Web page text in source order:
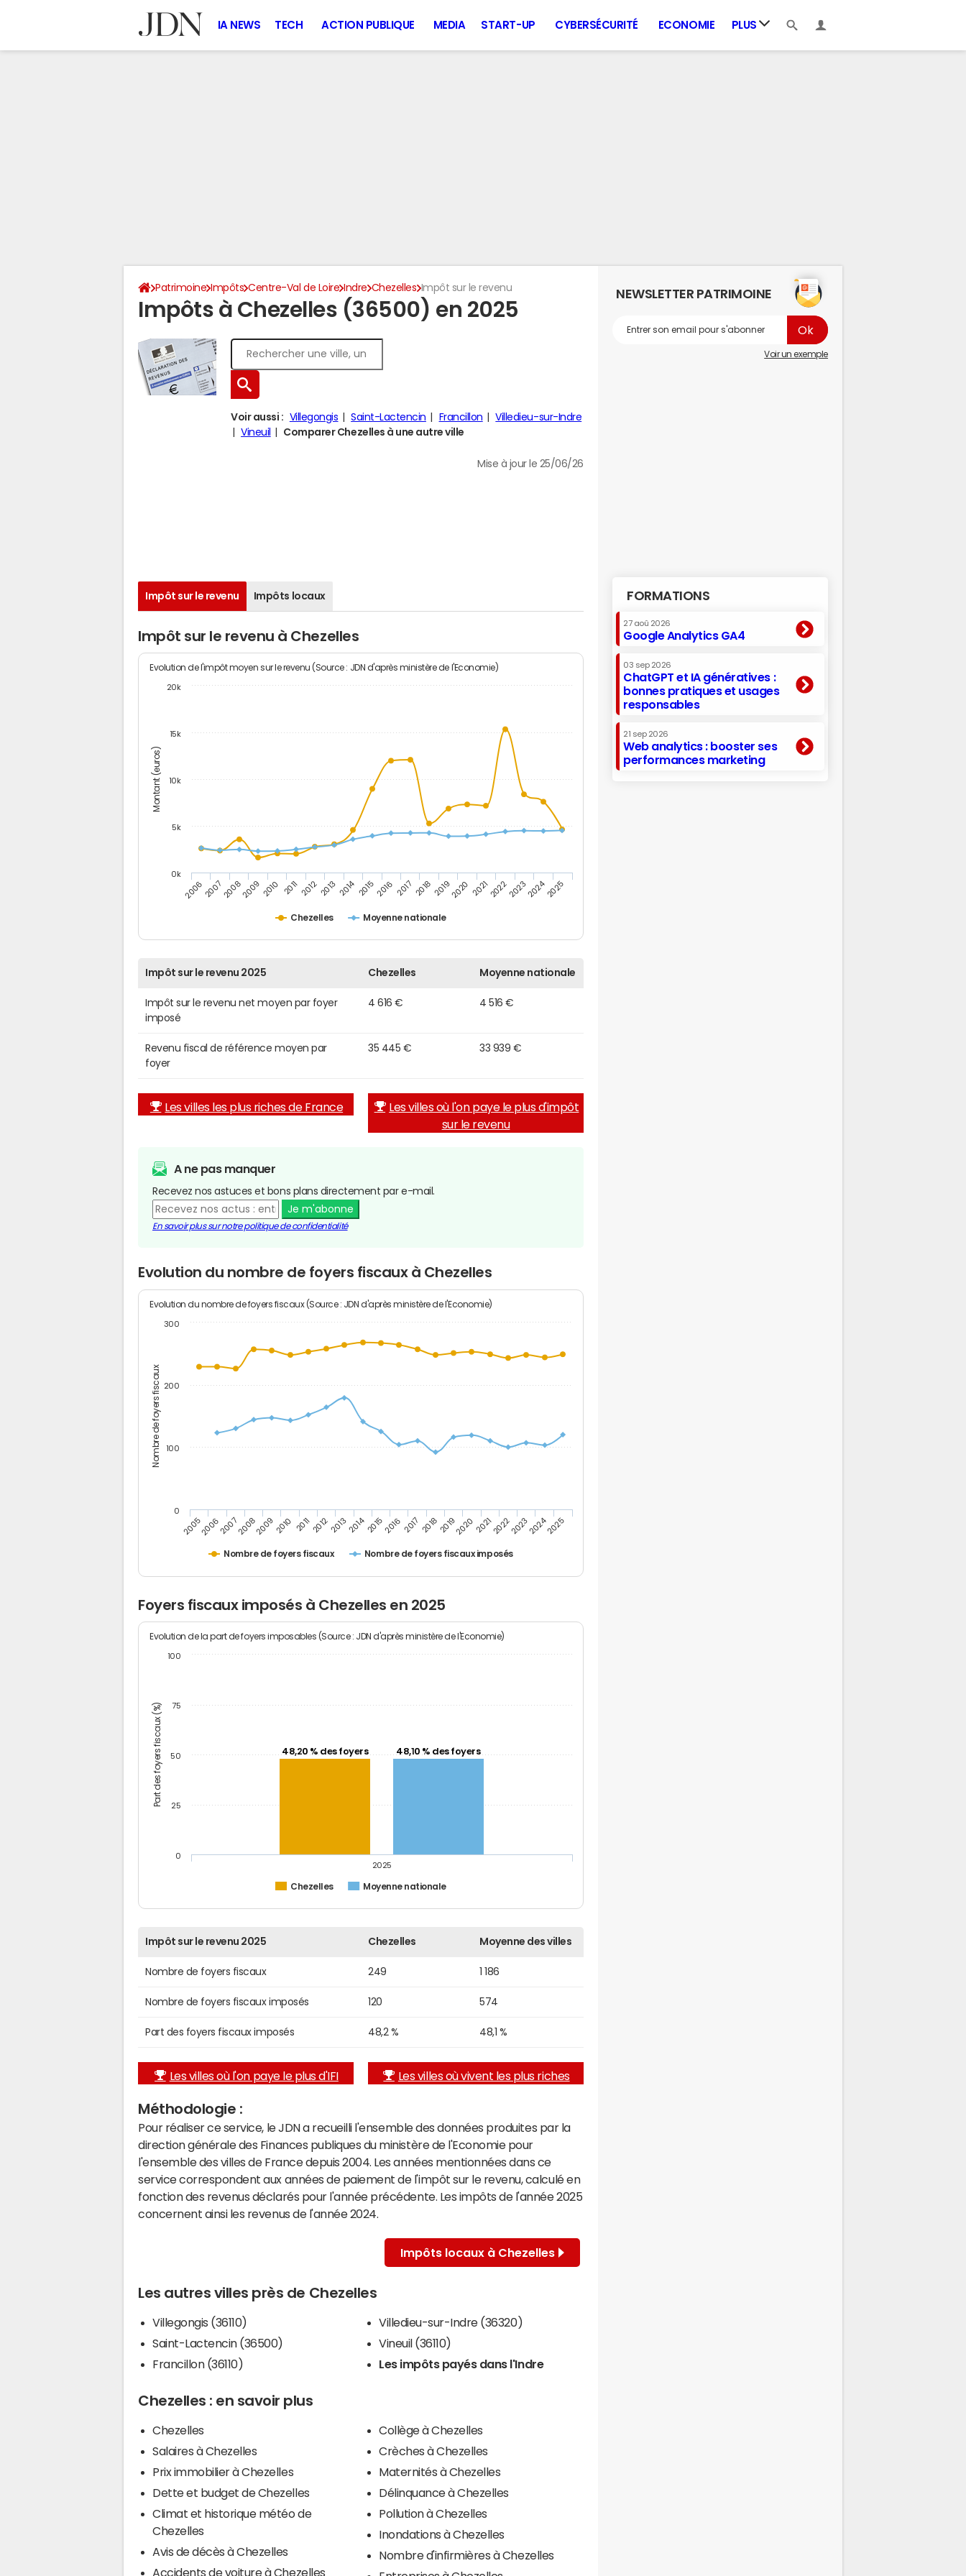
IA NEWS TECH ACTION PUBLIQUE MEDIA START-UP CYBERSÉCURITÉ ECONOMIE PLUS
Patrimoine Impôts Centre-Val de Loire Indre Chezelles Impôt sur le revenu
Impôts à Chezelles (36500) en 2025
Voir aussi : Villegongis Saint-Lactencin Francillon
Villedieu-sur-Indre
Vineuil
Comparer Chezelles à une autre ville
Mise à jour le 25/06/26
Impôt sur le revenu Impôts locaux
Impôt sur le revenu à Chezelles
Montant (euros)
Evolution de l'impôt moyen sur le revenu (Source : JDN d'après ministère de l'Economie)
Chezelles Moyenne nationale
20062007200820092010 2011 201220132014 20152016 2017 201820192020 20212022202320242025
0k
5k
10k
15k
20k
Impôt sur le revenu 2025 Chezelles Moyenne nationale
Impôt sur le revenu net moyen par foyer
imposé
4 616 € 4 516 €
Revenu fiscal de référence moyen par
foyer
35 445 € 33 939 €
Les villes les plus riches de France
Les villes où l'on paye le plus d'impôt
sur le revenu
A ne pas manquer
Recevez nos astuces et bons plans directement par e-mail.
Je m'abonne
En savoir plus sur notre politique de confidentialité
Evolution du nombre de foyers fiscaux à Chezelles
Nombre de foyers fiscaux
Evolution du nombre de foyers fiscaux (Source : JDN d'après ministère de l'Economie)
Nombre de foyers fiscaux Nombre de foyers fiscaux imposés
200520062007200820092010 201120122013201420152016 2017 20182019202020212022202320242025
0
100
200
300
Foyers fiscaux imposés à Chezelles en 2025
Part des foyers fiscaux (%)
Evolution de la part de foyers imposables (Source : JDN d'après ministère de l'Economie)
48,20 % des foyers 48,10 % des foyers
Chezelles Moyenne nationale
2025
0
25
50
75
100
Impôt sur le revenu 2025 Chezelles Moyenne des villes
Nombre de foyers fiscaux 249 1 186
Nombre de foyers fiscaux imposés 120 574
Part des foyers fiscaux imposés 48,2 % 48,1 %
Les villes où l'on paye le plus d'IFI Les villes où vivent les plus riches
Méthodologie :
Pour réaliser ce service, le JDN a recueilli l'ensemble des données produites par la
direction générale des Finances publiques du ministère de l'Economie pour
l'ensemble des villes de France depuis 2004. Les années mentionnées dans ce
service correspondent aux années de paiement de l'impôt sur le revenu, calculé en
fonction des revenus déclarés pour l'année précédente. Les impôts de l'année 2025
concernent ainsi les revenus de l'année 2024.
Impôts locaux à Chezelles
Les autres villes près de Chezelles
Villegongis (36110)
Saint-Lactencin (36500)
Francillon (36110)
Villedieu-sur-Indre (36320)
Vineuil (36110)
Les impôts payés dans l'Indre
Chezelles : en savoir plus
Chezelles
Salaires à Chezelles
Prix immobilier à Chezelles
Dette et budget de Chezelles
Climat et historique météo de
Chezelles
Avis de décès à Chezelles
Accidents de voiture à Chezelles
Collège à Chezelles
Crèches à Chezelles
Maternités à Chezelles
Délinquance à Chezelles
Pollution à Chezelles
Inondations à Chezelles
Nombre d'infirmières à Chezelles
NEWSLETTER PATRIMOINE
Voir un exemple
FORMATIONS
27 aoû 2026
Google Analytics GA4
03 sep 2026
ChatGPT et IA génératives :
bonnes pratiques et usages
responsables
21 sep 2026
Web analytics : booster ses
performances marketing